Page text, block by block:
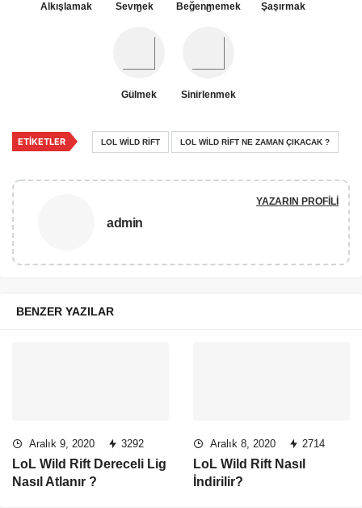
Alkışlamak Sevmek Beğenmemek Şaşırmak
0
Gülmek
0
Sinirlenmek
ETIKETLER LOL WILD RIFT LOL WILD RIFT NE ZAMAN ÇIKACAK ?
admin
YAZARIN PROFILI
BENZER YAZILAR
Aralık 9, 2020 3292
LoL Wild Rift Dereceli Lig
Nasıl Atlanır ?
Aralık 8, 2020 2714
LoL Wild Rift Nasıl
İndirilir?